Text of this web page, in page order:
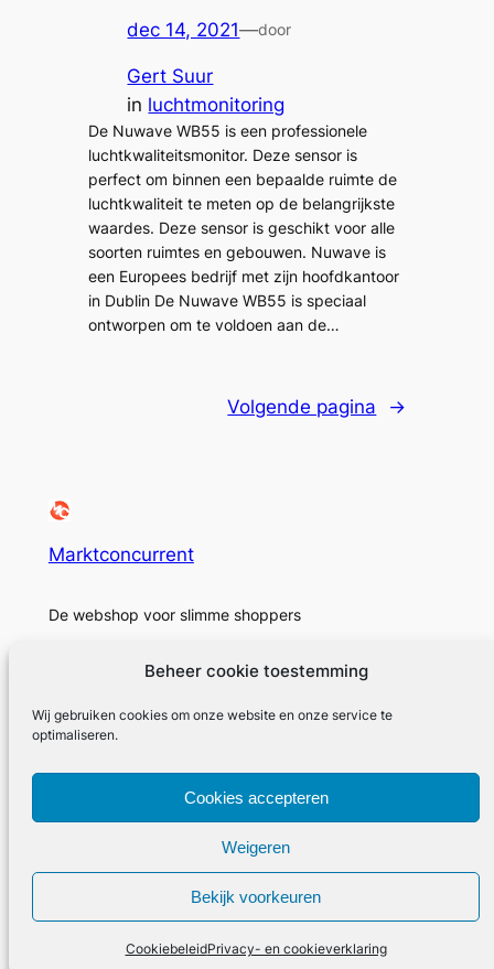
Beheer cookie toestemming
Wij gebruiken cookies om onze website en onze service te
optimaliseren.
Cookies accepteren
Weigeren
Bekijk voorkeuren
CookiebeleidPrivacy- en cookieverklaring
dec 14, 2021—door
Gert Suur
in luchtmonitoring
De Nuwave WB55 is een professionele
luchtkwaliteitsmonitor. Deze sensor is
perfect om binnen een bepaalde ruimte de
luchtkwaliteit te meten op de belangrijkste
waardes. Deze sensor is geschikt voor alle
soorten ruimtes en gebouwen. Nuwave is
een Europees bedrijf met zijn hoofdkantoor
in Dublin De Nuwave WB55 is speciaal
ontworpen om te voldoen aan de…
Volgende pagina →
Marktconcurrent
De webshop voor slimme shoppers
Over
Marktconcurrent
Carrières
Privacybeleid
Voorwaarden en condities
Neem contact met ons op
Facebook
Twitter/X
Ontworpen door Marktconcurrent